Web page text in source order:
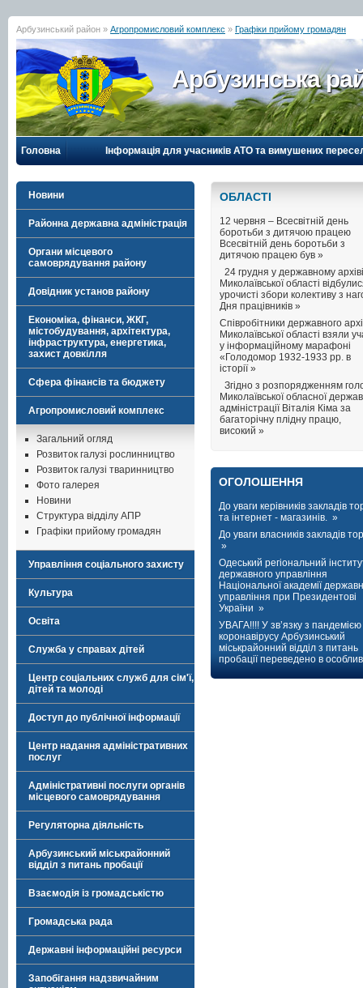
Арбузинський район » Агропромисловий комплекс » Графіки прийому громадян
Арбузинська
Головна Інформація для учасників АТО та вимушених
Новини
Районна державна адміністрація
Органи місцевого
самоврядування району
Довідник установ району
Економіка, фінанси, ЖКГ,
містобудування, архітектура,
інфраструктура, енергетика,
захист довкілля
Сфера фінансів та бюджету
Агропромисловий комплекс
Загальний огляд
Розвиток галузі рослинництво
Розвиток галузі тваринництво
Фото галерея
Новини
Структура відділу АПР
Графіки прийому громадян
Управління соціального захисту
Культура
Освіта
Служба у справах дітей
Центр соціальних служб для сім'ї,
дітей та молоді
Доступ до публічної інформації
Центр надання адміністративних
послуг
Адміністративні послуги органів
місцевого самоврядування
Регуляторна діяльність
Арбузинський міськрайонний
відділ з питань пробації
Взаємодія із громадськістю
Громадська рада
Державні інформаційні ресурси
Запобігання надзвичайним
ОБЛАСТI
12 червня – Всесвітній день
боротьби з дитячою працею
Всесвітній день боротьби з
дитячою працею був »
24 грудня у державному архіві
Миколаївської області
урочисті збори колективу з
Дня працівників »
Співробітники державного
Миколаївської області взяли
у інформаційному марафоні
«Голодомор 1932-1933 рр. в
історії »
Згідно з розпорядженням
Миколаївської обласної
адміністрації Віталія Кіма за
багаторічну плідну працю,
високий »
ОГОЛОШЕННЯ
До уваги керівників закладів
та інтернет - магазинів. »
До уваги власників закладів
»
Одеський регіональний
державного управління
Національної академії
управління при Президентові
України »
УВАГА!!!! У зв’язку з пандемією
коронавірусу Арбузинський
міськрайонний відділ з питань
пробації переведено в